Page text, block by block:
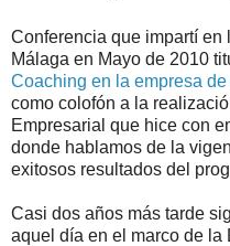
Conferencia que impartí
Málaga en Mayo de 2010
Coaching en la empresa de
como colofón a la
Empresarial que hice con
donde hablamos de la
exitosos resultados del
Casi dos años más tarde
aquel día en el marco de